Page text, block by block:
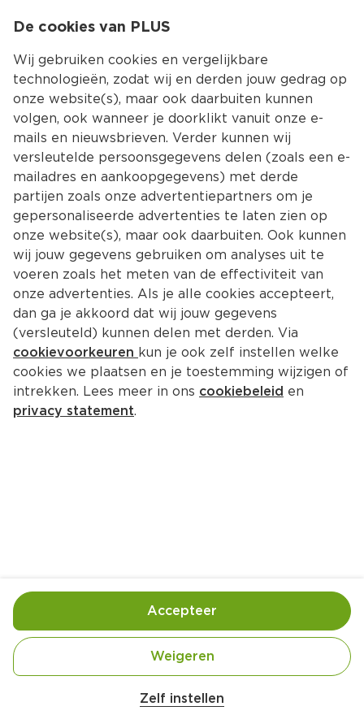
Kies jouw
Ingrediënten Bereiding
De cookies van PLUS
Wij gebruiken cookies en vergelijkbare
technologieën, zodat wij en derden jouw gedrag op
onze website(s), maar ook daarbuiten kunnen
volgen, ook wanneer je doorklikt vanuit onze e-
mails en nieuwsbrieven. Verder kunnen wij
versleutelde persoonsgegevens delen (zoals een e-
mailadres en aankoopgegevens) met derde
partijen zoals onze advertentiepartners om je
gepersonaliseerde advertenties te laten zien op
onze website(s), maar ook daarbuiten. Ook kunnen
wij jouw gegevens gebruiken om analyses uit te
voeren zoals het meten van de effectiviteit van
onze advertenties. Als je alle cookies accepteert,
dan ga je akkoord dat wij jouw gegevens
(versleuteld) kunnen delen met derden. Via
cookievoorkeuren kun je ook zelf instellen welke
cookies we plaatsen en je toestemming wijzigen of
intrekken. Lees meer in ons cookiebeleid en
privacy statement.
Zelf instellen
Weigeren
Accepteer